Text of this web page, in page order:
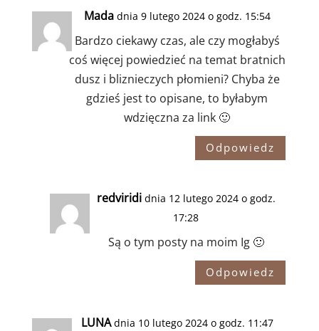
Mada dnia 9 lutego 2024 o godz. 15:54
Bardzo ciekawy czas, ale czy mogłabyś
coś więcej powiedzieć na temat bratnich
dusz i bliznieczych płomieni? Chyba że
gdzieś jest to opisane, to byłabym
wdzięczna za link 🙂
Odpowiedz
redviridi dnia 12 lutego 2024 o godz.
17:28
Są o tym posty na moim Ig 🙂
Odpowiedz
LUNA dnia 10 lutego 2024 o godz. 11:47